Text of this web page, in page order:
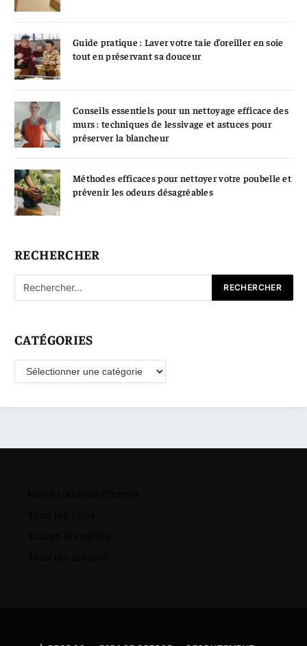
Guide pratique : Laver votre taie d’oreiller en soie
tout en préservant sa douceur
Conseils essentiels pour un nettoyage efficace des
murs : techniques de lessivage et astuces pour
préserver la blancheur
Méthodes efficaces pour nettoyer votre poubelle et
prévenir les odeurs désagréables
RECHERCHER
CATÉGORIES
Catégories